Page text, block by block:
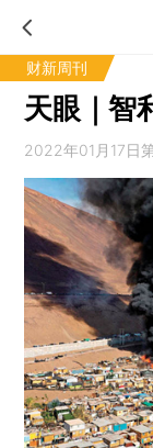
财新周刊
天眼｜智
2022年01月17日